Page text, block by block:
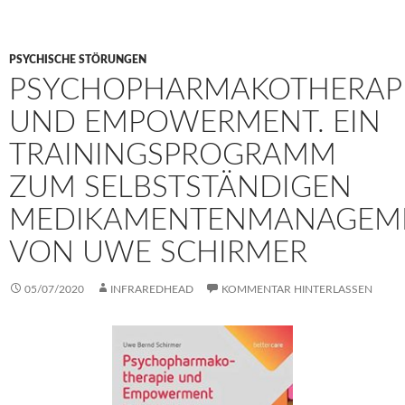
PSYCHISCHE STÖRUNGEN
UND EMPOWERMENT. EIN
TRAININGSPROGRAMM
ZUM SELBSTSTÄNDIGEN
VON UWE SCHIRMER
05/07/2020 INFRAREDHEAD KOMMENTAR HINTERLASSEN